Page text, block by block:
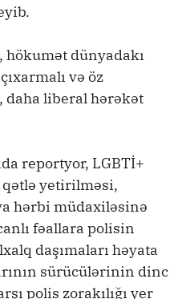
hökumət dünyadakı
və öz
liberal hərəkət
reportyor, LGBTİ+
yetirilməsi,
hərbi müdaxiləsinə
fəallara polisin
daşımaları həyata
sürücülərinin dinc
polis zorakılığı yer